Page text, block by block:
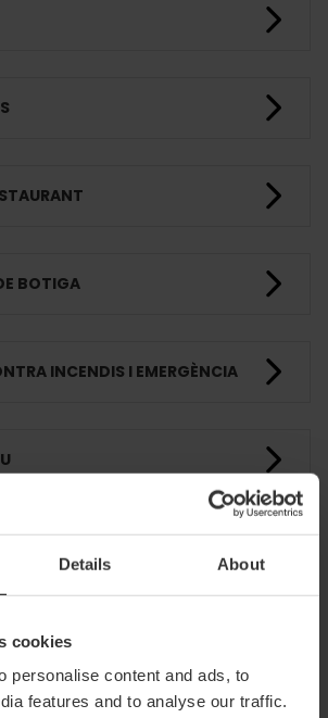
Details About
cookies
personalise content and ads, to
features and to analyse our traffic.
BOTIGA
INCENDIS I EMERGÈNCIA